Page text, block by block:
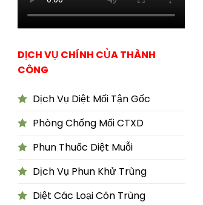
CÔN TRÙNG XIN VUI LÒNG LIÊN HỆ
DỊCH VỤ CHÍNH CỦA THÀNH
CÔNG
Dịch Vụ Diệt Mối Tận Gốc
Phòng Chống Mối CTXD
Phun Thuốc Diệt Muỗi
Dịch Vụ Phun Khử Trùng
Diệt Các Loại Côn Trùng